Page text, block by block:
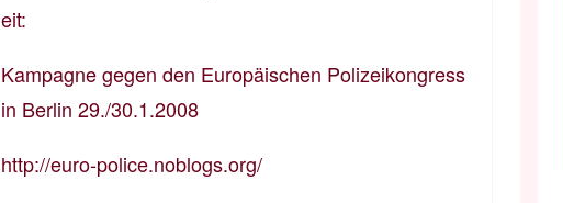
eit:
Kampagne gegen den Europäischen Polizeikongress
in Berlin 29./30.1.2008
http://euro-police.noblogs.org/